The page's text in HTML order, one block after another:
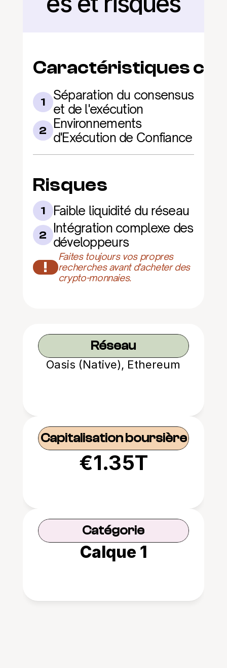
Caractéristiques
1
Séparation du consensus
et de l'exécution
2 Environnements
d'Exécution de Confiance
Risques
1 Faible liquidité du réseau
2 Intégration complexe des
développeurs
!
Faites toujours vos propres
recherches avant d'acheter des
crypto-monnaies.
Réseau
Oasis (Native), Ethereum
Capitalisation boursière
€1.35T
Catégorie
Calque 1